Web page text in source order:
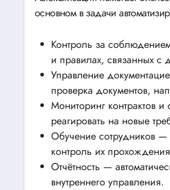
основном в задачи
Контроль за
и правилах, связанных с
Управление
проверка документов,
Мониторинг контрактов
реагировать на новые
Обучение сотрудников —
контроль их
Отчётность —
внутреннего управления.